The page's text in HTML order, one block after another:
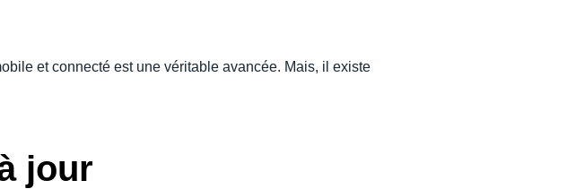
et connecté est une véritable avancée. Mais, il existe
jour